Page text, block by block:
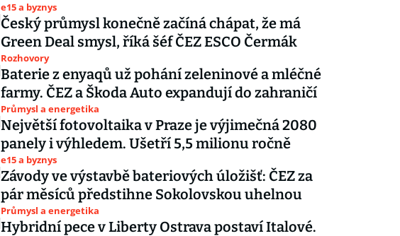
e15 a byznys
Český průmysl konečně začíná chápat, že má
Green Deal smysl, říká šéf ČEZ ESCO Čermák
Rozhovory
Baterie z enyaqů už pohání zeleninové a mléčné
farmy. ČEZ a Škoda Auto expandují do zahraničí
Průmysl a energetika
Největší fotovoltaika v Praze je výjimečná 2080
panely i výhledem. Ušetří 5,5 milionu ročně
e15 a byznys
Závody ve výstavbě bateriových úložišť: ČEZ za
pár měsíců předstihne Sokolovskou uhelnou
Průmysl a energetika
Hybridní pece v Liberty Ostrava postaví Italové.